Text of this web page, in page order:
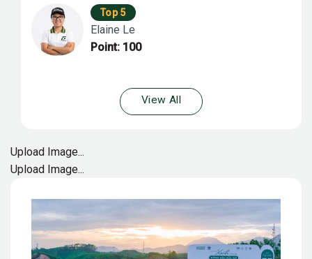
Top 5
Elaine Le
Point: 100
View All
Upload Image...
Upload Image...